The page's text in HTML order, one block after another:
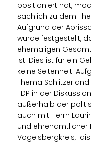
positioniert hat,
sachlich zu dem
Aufgrund der
wurde festgestellt,
ehemaligen
ist. Dies ist für ein
keine Seltenheit.
Thema
FDP in der
außerhalb der
auch mit Herrn
und ehrenamtlicher
Vogelsbergkreis,